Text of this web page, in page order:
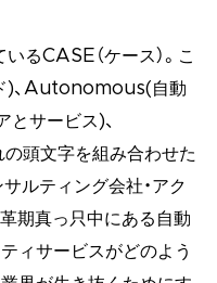
るCASE（ケース）。こ
)、Autonomous(自動
サービス)、
頭文字を組み合わせた
ルティング会社・アク
期真っ只中にある自動
ィサービスがどのよう